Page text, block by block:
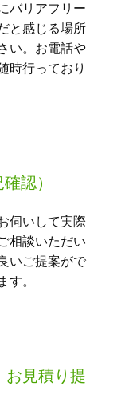
バリアフリー
と感じる場所
い。お電話や
時行っており
認）
伺いして実際
相談いただい
いご提案がで
。
お見積り提